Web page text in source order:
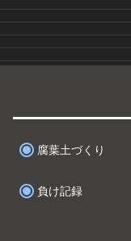
腐葉土づくり
負け記録